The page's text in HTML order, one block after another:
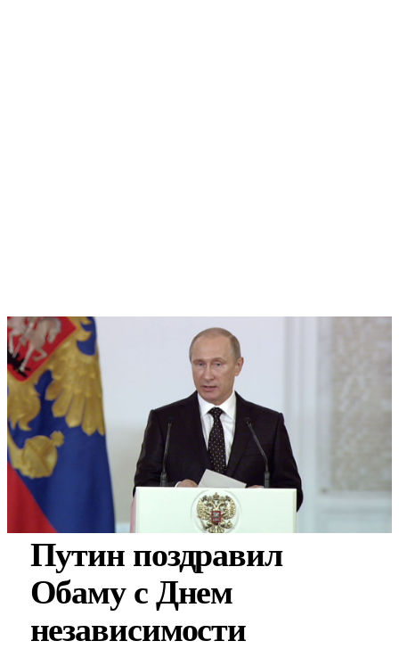
Путин поздравил
Обаму с Днем
независимости